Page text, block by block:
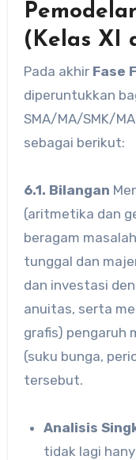
(Kelas XI
Pada akhir Fase F
diperuntukkan
SMA/MA/SMK/
sebagai berikut:
6.1. Bilangan
(aritmetika dan
beragam
tunggal dan
dan investasi
anuitas, serta
grafis) pengaruh
(suku bunga,
tersebut.
Analisis
tidak lagi